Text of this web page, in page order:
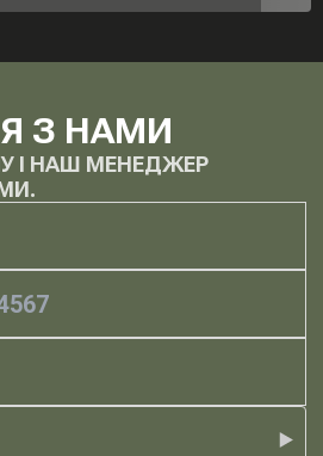
З НАМИ
І НАШ МЕНЕДЖЕР